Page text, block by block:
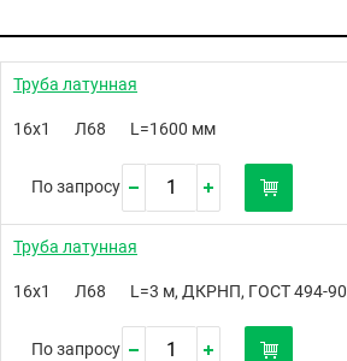
Труба латунная
16х1 Л68 L=1600 мм
По запросу
Труба латунная
16х1 Л68 L=3 м, ДКРНП, ГОСТ 494-90
По запросу